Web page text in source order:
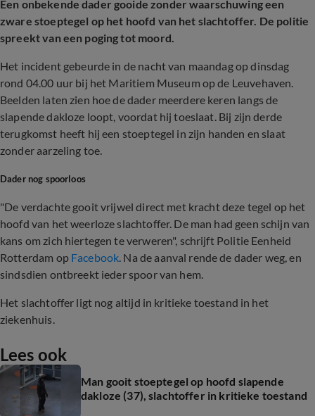
Een onbekende dader gooide zonder waarschuwing een
zware stoeptegel op het hoofd van het slachtoffer. De politie
spreekt van een poging tot moord.
Het incident gebeurde in de nacht van maandag op dinsdag
rond 04.00 uur bij het Maritiem Museum op de Leuvehaven.
Beelden laten zien hoe de dader meerdere keren langs de
slapende dakloze loopt, voordat hij toeslaat. Bij zijn derde
terugkomst heeft hij een stoeptegel in zijn handen en slaat
zonder aarzeling toe.
Dader nog spoorloos
"De verdachte gooit vrijwel direct met kracht deze tegel op het
hoofd van het weerloze slachtoffer. De man had geen schijn van
kans om zich hiertegen te verweren", schrijft Politie Eenheid
Rotterdam op Facebook. Na de aanval rende de dader weg, en
sindsdien ontbreekt ieder spoor van hem.
Het slachtoffer ligt nog altijd in kritieke toestand in het
ziekenhuis.
Lees ook
Man gooit stoeptegel op hoofd slapende
dakloze (37), slachtoffer in kritieke toestand